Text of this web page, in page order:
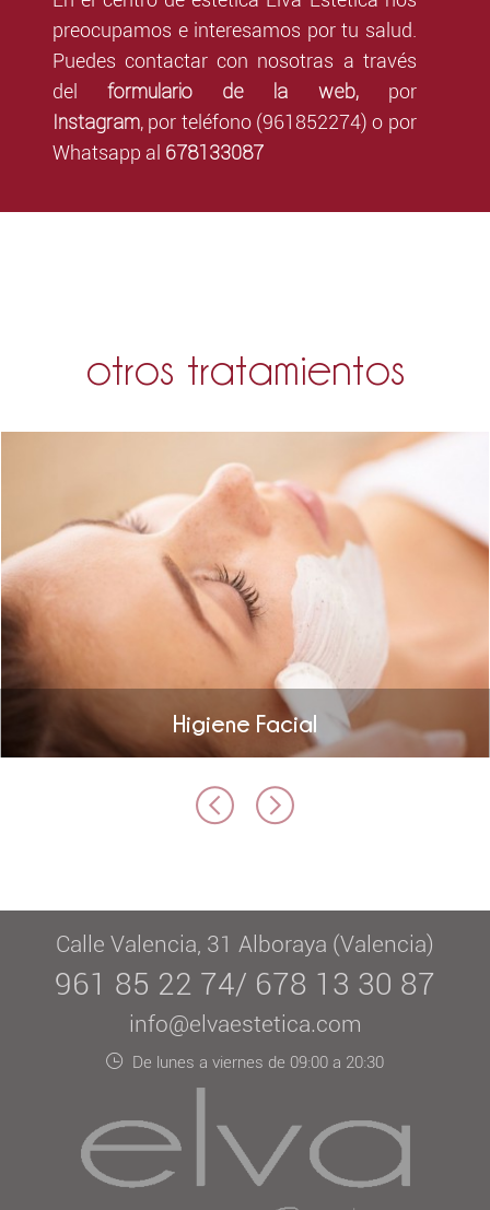
preocupamos e interesamos por tu salud.
Puedes contactar con nosotras a través
del
formulario de la web, por
Instagram, por teléfono (961852274) o por
Whatsapp al 678133087
otros tratamientos
Higiene Facial
Calle Valencia, 31 Alboraya (Valencia)
961 85 22 74/ 678 13 30 87
info@elvaestetica.com
De lunes a viernes de 09:00 a 20:30